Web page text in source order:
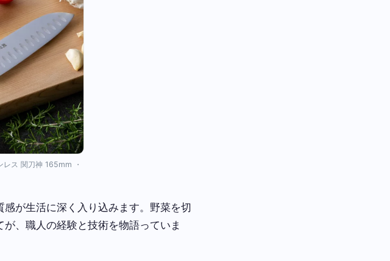
レス 関刀神 165mm ・
が生活に深く入り込みます。野菜を切
、職人の経験と技術を物語っていま